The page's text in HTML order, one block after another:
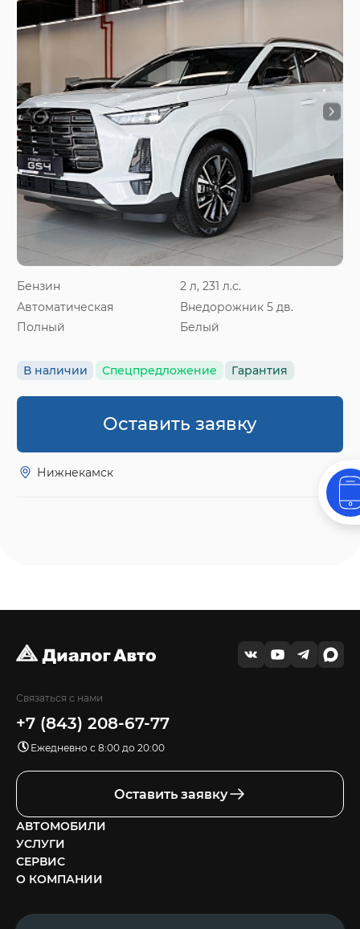
Бензин
2 л, 231 л.с.
Автоматическая
Внедорожник 5 дв.
Полный
Белый
В наличии Спецпредложение Гарантия
Оставить заявку
Нижнекамск
Связаться с нами
+7 (843) 208-67-77
Ежедневно с 8:00 до 20:00
Оставить заявку
АВТОМОБИЛИ
УСЛУГИ
СЕРВИС
О КОМПАНИИ